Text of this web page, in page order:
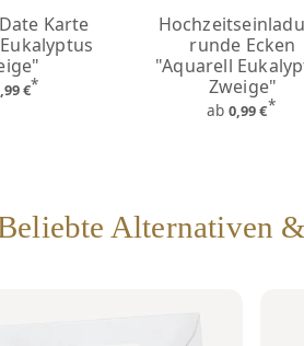
Karte
€*
runde Ecken
"Aquarell
Zweige"
ab 0,99 €*
Alternativen